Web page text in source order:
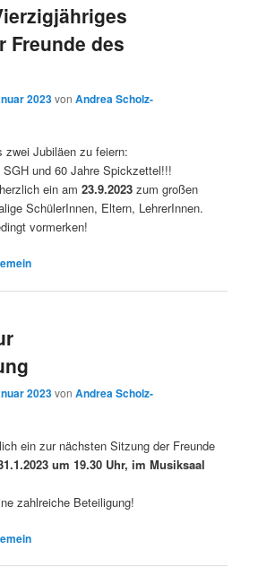
Freunde des
2023vonAndrea Scholz-
zwei Jubiläen zu feiern:
und 60 Jahre Spickzettel!!!
ein am23.9.2023 zum großen
SchülerInnen, Eltern, LehrerInnen.
vormerken!
2023vonAndrea Scholz-
ein zur nächsten Sitzung der Freunde
um 19.30 Uhr, im Musiksaal
zahlreiche Beteiligung!